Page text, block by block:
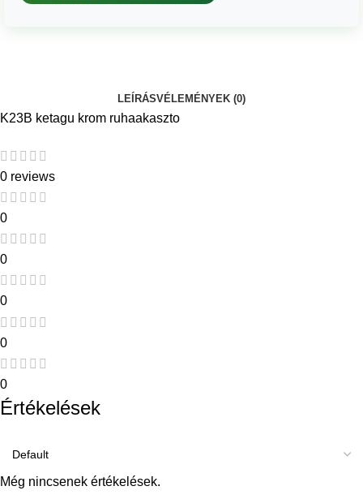
LEÍRÁSVÉLEMÉNYEK (0)
K23B ketagu krom ruhaakaszto
0 reviews
0
0
0
0
0
Értékelések
Még nincsenek értékelések.